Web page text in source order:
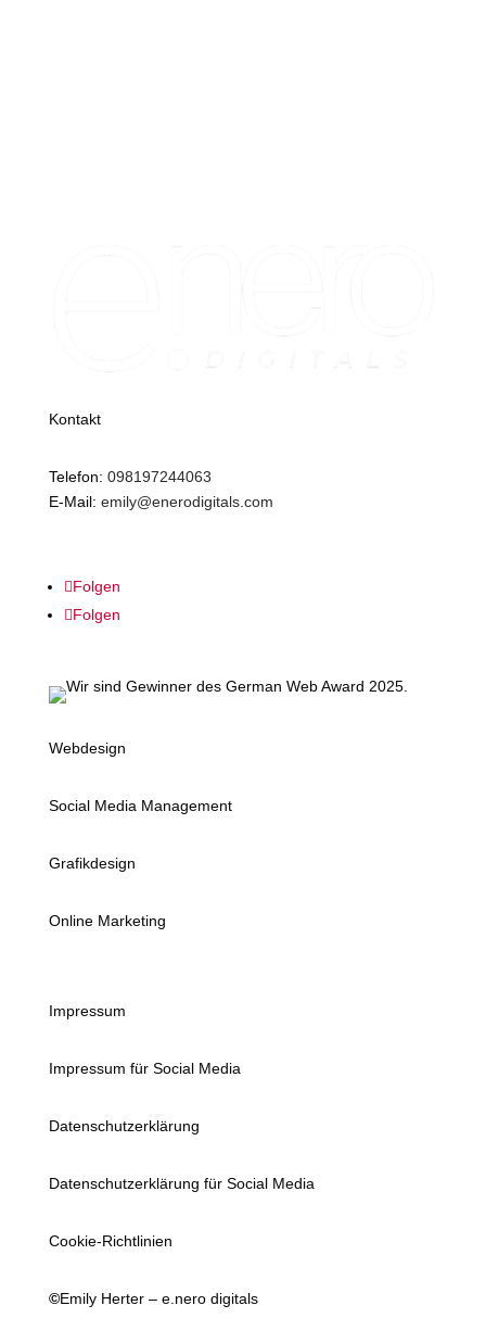
Kontakt
Telefon: 098197244063
E-Mail: emily@enerodigitals.com
Folgen
Folgen
Webdesign
Social Media Management
Grafikdesign
Online Marketing
Impressum
Impressum für Social Media
Datenschutzerklärung
Datenschutzerklärung für Social Media
Cookie-Richtlinien
©Emily Herter – e.nero digitals